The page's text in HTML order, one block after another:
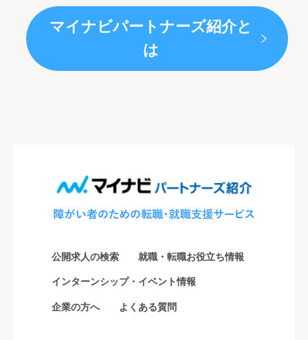
マイナビパートナーズ紹介と
は
公開求人の検索 就職・転職お役立ち情報
インターンシップ・イベント情報
企業の方へ よくある質問